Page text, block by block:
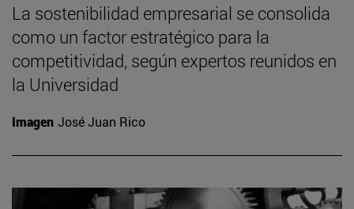
La sostenibilidad empresarial se consolida
como un factor estratégico para la
competitividad, según expertos reunidos en
la Universidad
Imagen José Juan Rico